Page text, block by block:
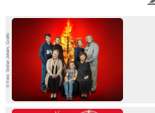
© Foto: Stefan Joham, Grafik: